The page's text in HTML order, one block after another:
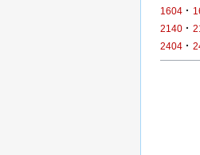
1604 ·
2140 ·
2404 ·